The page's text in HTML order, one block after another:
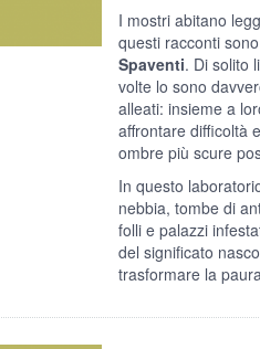
I mostri abitano
questi racconti
Spaventi. Di solito
volte lo sono
alleati: insieme a
affrontare difficoltà
ombre più scure
In questo
nebbia, tombe di
folli e palazzi
del significato
trasformare la